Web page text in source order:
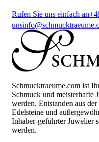
Rufen Sie uns einfach an
uns
Schmucktraeume.com ist
Schmuck und meisterhafte
werden. Entstanden aus
Edelsteine und
Inhaber-geführter Juwelier
werden.